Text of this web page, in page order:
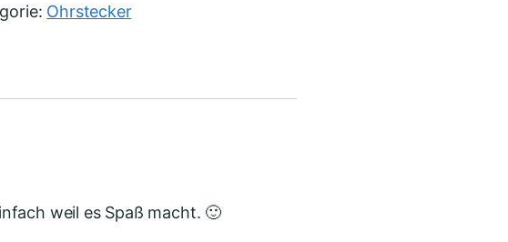
Ohrstecker
weil es Spaß macht. 🙂